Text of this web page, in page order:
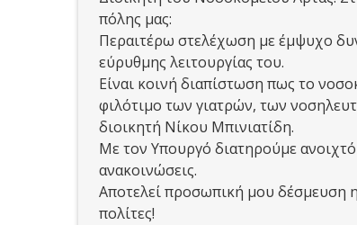
πόλης μας:
Περαιτέρω στελέχωση με έμψυχο
εύρυθμης λειτουργίας του.
Είναι κοινή διαπίστωση πως το
φιλότιμο των γιατρών, των
διοικητή Νίκου Μπινιατίδη.
Με τον Υπουργό διατηρούμε ανοιχτό
ανακοινώσεις.
Αποτελεί προσωπική μου δέσμευση η
πολίτες!